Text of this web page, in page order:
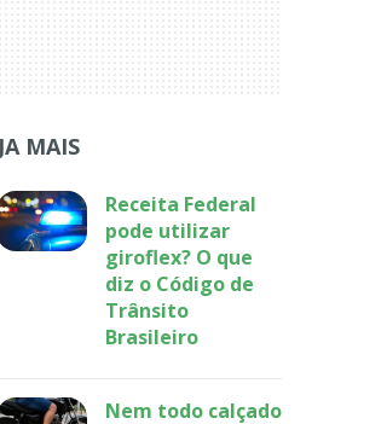
MAIS
Receita Federal
pode utilizar
giroflex? O que
diz o Código de
Trânsito
Brasileiro
Nem todo calçado